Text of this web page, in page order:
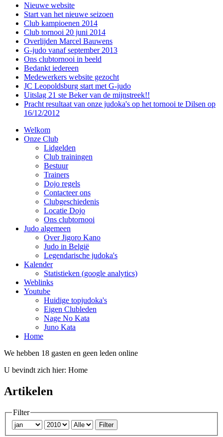
Nieuwe website
Start van het nieuwe seizoen
Club kampioenen 2014
Club tornooi 20 juni 2014
Overlijden Marcel Bauwens
G-judo vanaf september 2013
Ons clubtornooi in beeld
Bedankt iedereen
Medewerkers website gezocht
JC Leopoldsburg start met G-judo
Uitslag 21 ste Beker van de mijnstreek!!
Pracht resultaat van onze judoka's op het tornooi te Dilsen op
16/12/2012
Welkom
Onze Club
Lidgelden
Club trainingen
Bestuur
Trainers
Dojo regels
Contacteer ons
Clubgeschiedenis
Locatie Dojo
Ons clubtornooi
Judo algemeen
Over Jigoro Kano
Judo in België
Legendarische judoka's
Kalender
Statistieken (google analytics)
Weblinks
Youtube
Huidige topjudoka's
Eigen Clubleden
Nage No Kata
Juno Kata
Home
We hebben 18 gasten en geen leden online
U bevindt zich hier: Home
Artikelen
Filter
Filter